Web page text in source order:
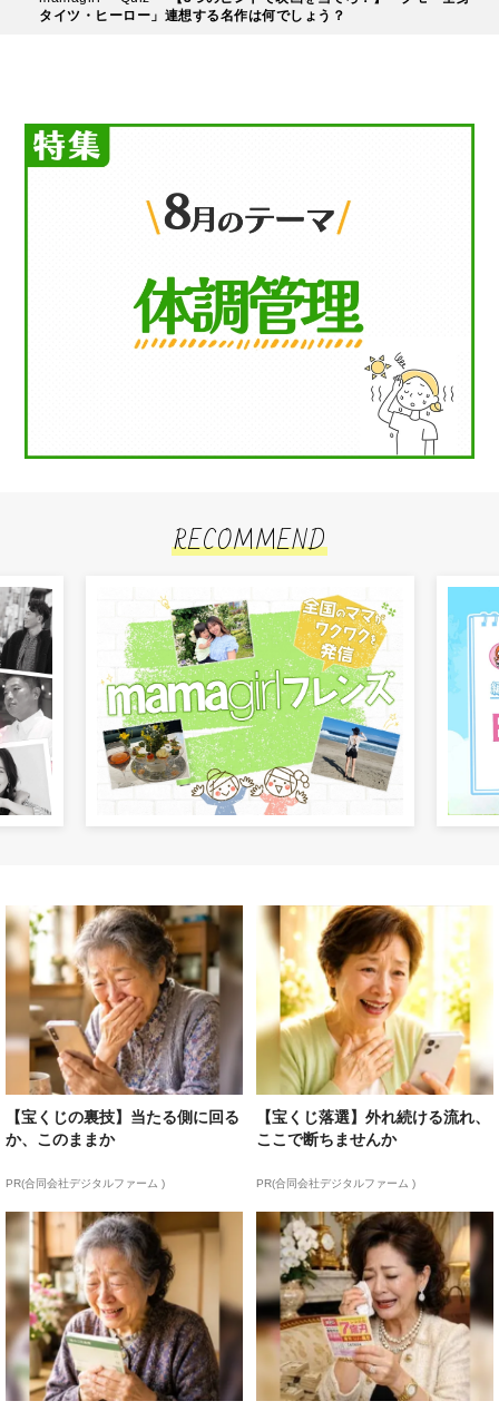
タイツ・ヒーロー」連想する名作は何でしょう？
RECOMMEND
【宝くじの裏技】当たる側に回る
か、このままか
PR(合同会社デジタルファーム )
【宝くじ落選】外れ続ける流れ、
ここで断ちませんか
PR(合同会社デジタルファーム )